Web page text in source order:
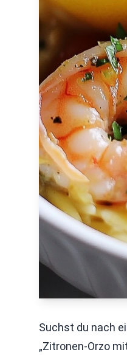
Suchst du nach
„Zitronen-Orzo